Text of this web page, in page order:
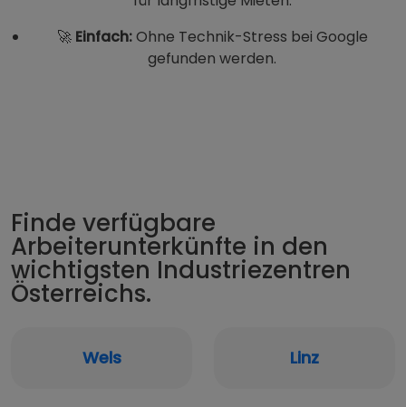
🚀 Einfach:Ohne Technik-Stress bei Google
gefunden werden.
Finde verfügbare
Arbeiterunterkünfte in den
wichtigsten Industriezentren
Österreichs.
Wels Linz